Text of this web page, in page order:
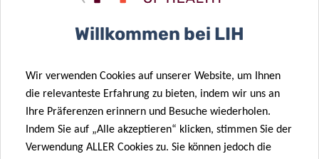
Nachricht
Willkommen bei LIH
Wir verwenden Cookies auf unserer Website, um Ihnen
die relevanteste Erfahrung zu bieten, indem wir uns an
Ihre Präferenzen erinnern und Besuche wiederholen.
Indem Sie auf „Alle akzeptieren“ klicken, stimmen Sie der
Verwendung ALLER Cookies zu. Sie können jedoch die